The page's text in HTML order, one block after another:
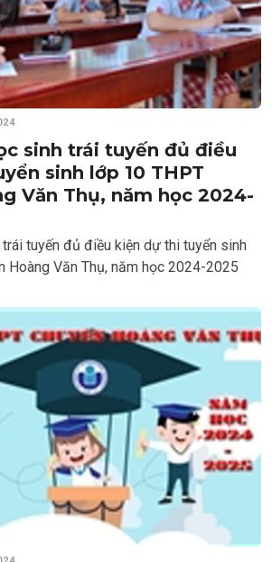
sinh trái tuyến đủ điều
sinh lớp 10 THPT
Văn Thụ, năm học 2024-
trái tuyến đủ điều kiện dự thi tuyển sinh
Hoàng Văn Thụ, năm học 2024-2025